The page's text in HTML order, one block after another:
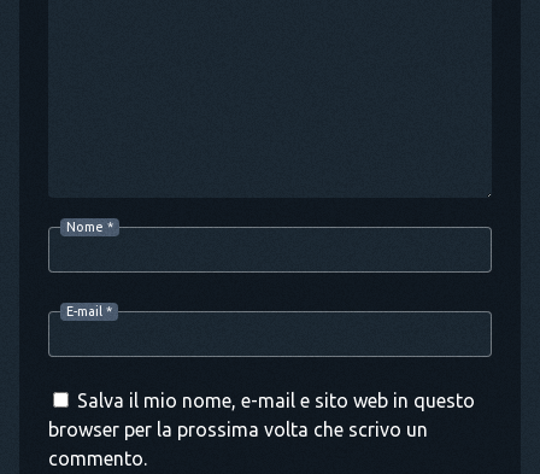
Nome *
E-mail *
Salva il mio nome, e-mail e sito web in questo
browser per la prossima volta che scrivo un
commento.